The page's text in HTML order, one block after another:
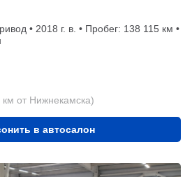
• 2018 г. в. • Пробег: 138 115 км •
от Нижнекамска)
в автосалон